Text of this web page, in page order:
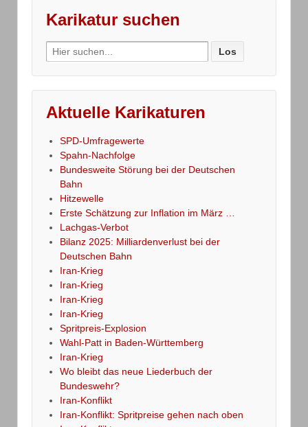
Karikatur suchen
Search
for:
Aktuelle Karikaturen
SPD-Umfragewerte
Spahn-Nachfolge
Bundesweite Störung bei der Deutschen
Bahn
Hitzewelle
Erste Schätzung zur Inflation im März …
Lachgas-Verbot
Bilanz 2025: Milliardenverlust bei der
Deutschen Bahn
Iran-Krieg
Iran-Krieg
Iran-Krieg
Iran-Krieg
Spritpreis-Explosion
Wahl-Patt in Baden-Württemberg
Iran-Krieg
Wo bleibt das neue Liederbuch der
Bundeswehr?
Iran-Konflikt
Iran-Konflikt: Spritpreise gehen nach oben